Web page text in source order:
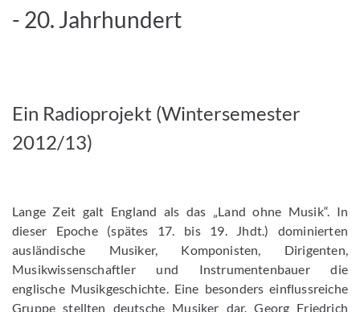
- 20. Jahrhundert
Ein Radioprojekt (Wintersemester
2012/13)
Lange Zeit galt England als das „Land ohne Musik“. In
dieser Epoche (spätes 17. bis 19. Jhdt.) dominierten
ausländische Musiker, Komponisten, Dirigenten,
Musikwissenschaftler und Instrumentenbauer die
englische Musikgeschichte. Eine besonders einflussreiche
Gruppe stellten deutsche Musiker dar. Georg Friedrich